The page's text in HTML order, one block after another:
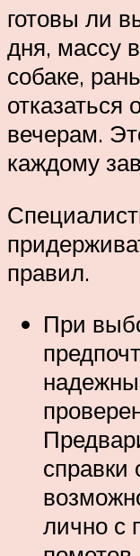
готовы ли
дня, массу
собаке,
вечерам.
каждому
правил.
При
справки
лично с